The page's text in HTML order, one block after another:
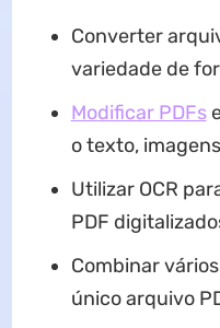
Converter
variedade de
Modificar PDFs
o texto,
Utilizar OCR
PDF
Combinar
único arquivo